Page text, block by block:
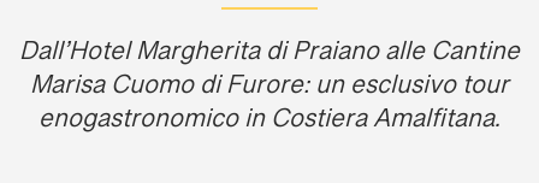
Dall’Hotel Margherita di Praiano alle Cantine
Marisa Cuomo di Furore: un esclusivo tour
enogastronomico in Costiera Amalfitana.